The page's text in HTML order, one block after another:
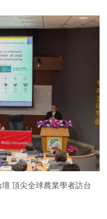
頂尖全球農業學者訪台